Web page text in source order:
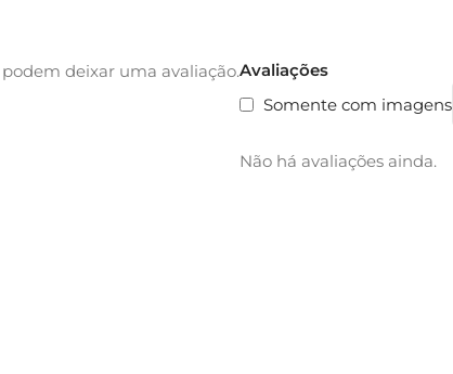
Avaliações
Somente com imagens
Não há avaliações ainda.
deixar uma avaliação.